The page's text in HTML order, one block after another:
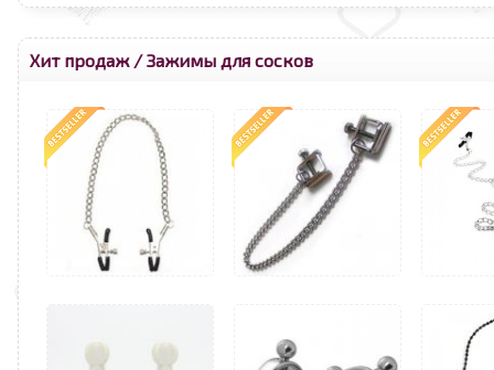
Хит продаж/Зажимы для сосков